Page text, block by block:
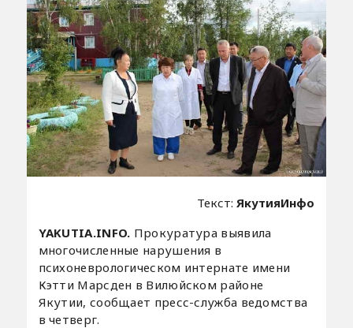
Текст: ЯкутияИнфо
YAKUTIA.INFO. Прокуратура выявила
многочисленные нарушения в
психоневрологическом интернате имени
Кэтти Марсден в Вилюйском районе
Якутии, сообщает пресс-служба ведомства
в четверг.